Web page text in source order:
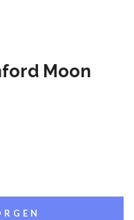
Moon